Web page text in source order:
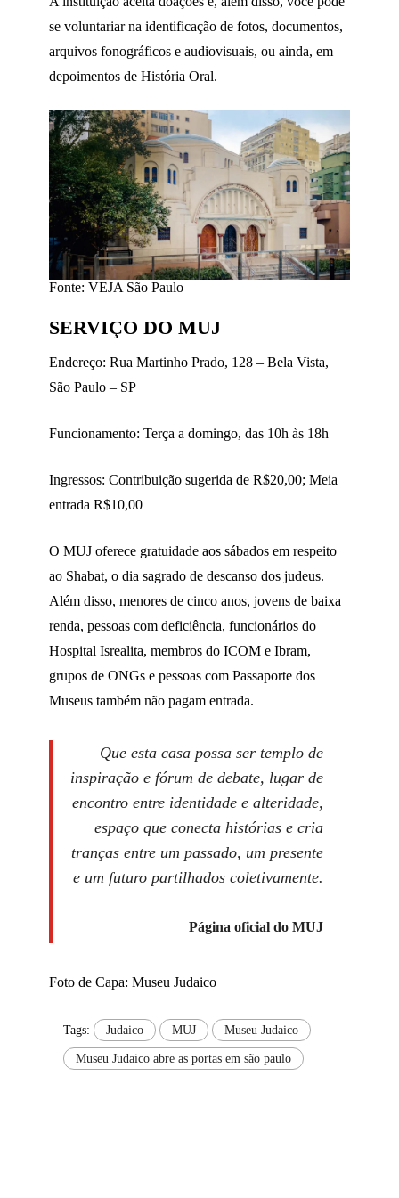
se voluntariar na identificação de fotos, documentos,
arquivos fonográficos e audiovisuais, ou ainda, em
depoimentos de História Oral.
Fonte: VEJA São Paulo
SERVIÇO DO MUJ
Endereço: Rua Martinho Prado, 128 – Bela Vista,
São Paulo – SP
Funcionamento: Terça a domingo, das 10h às 18h
Ingressos: Contribuição sugerida de R$20,00; Meia
entrada R$10,00
O MUJ oferece gratuidade aos sábados em respeito
ao Shabat, o dia sagrado de descanso dos judeus.
Além disso, menores de cinco anos, jovens de baixa
renda, pessoas com deficiência, funcionários do
Hospital Isrealita, membros do ICOM e Ibram,
grupos de ONGs e pessoas com Passaporte dos
Museus também não pagam entrada.
Que esta casa possa ser templo de
inspiração e fórum de debate, lugar de
encontro entre identidade e alteridade,
espaço que conecta histórias e cria
tranças entre um passado, um presente
e um futuro partilhados coletivamente.
Página oficial do MUJ
Foto de Capa: Museu Judaico
Tags: Judaico MUJ Museu Judaico
Museu Judaico abre as portas em são paulo